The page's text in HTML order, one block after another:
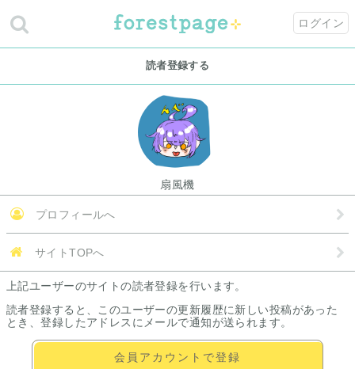
ログイン
読者登録する
扇風機
プロフィールへ
サイトTOPへ
上記ユーザーのサイトの読者登録を行います。
読者登録すると、このユーザーの更新履歴に新しい投稿があった
とき、登録したアドレスにメールで通知が送られます。
会員アカウントで登録